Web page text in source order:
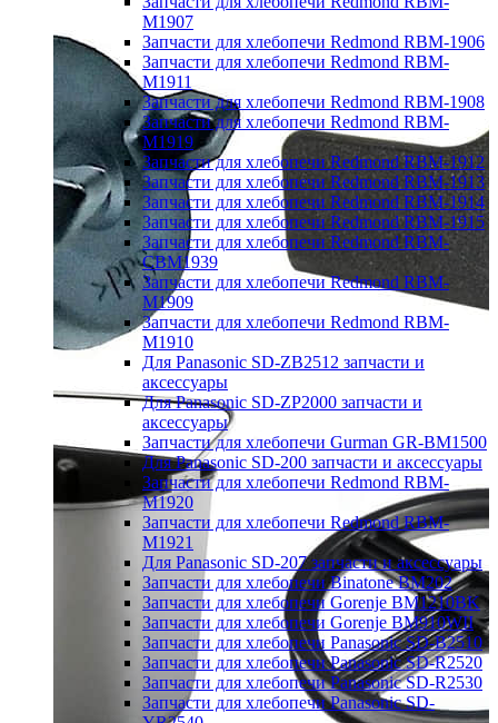
M1907
Запчасти для хлебопечи Redmond RBM-1906
Запчасти для хлебопечи Redmond RBM-
M1911
Запчасти для хлебопечи Redmond RBM-1908
Запчасти для хлебопечи Redmond RBM-
M1919
Запчасти для хлебопечи Redmond RBM-1912
Запчасти для хлебопечи Redmond RBM-1913
Запчасти для хлебопечи Redmond RBM-1914
Запчасти для хлебопечи Redmond RBM-1915
Запчасти для хлебопечи Redmond RBM-
CBM1939
Запчасти для хлебопечи Redmond RBM-
M1909
Запчасти для хлебопечи Redmond RBM-
M1910
Для Panasonic SD-ZB2512 запчасти и
аксессуары
Для Panasonic SD-ZP2000 запчасти и
аксессуары
Запчасти для хлебопечи Gurman GR-BM1500
Для Panasonic SD-200 запчасти и аксессуары
Запчасти для хлебопечи Redmond RBM-
M1920
Запчасти для хлебопечи Redmond RBM-
M1921
Для Panasonic SD-207 запчасти и аксессуары
Запчасти для хлебопечи Binatone BM202
Запчасти для хлебопечи Gorenje BM1210BK
Запчасти для хлебопечи Gorenje BM910WII
Запчасти для хлебопечи Panasonic SD-B2510
Запчасти для хлебопечи Panasonic SD-R2520
Запчасти для хлебопечи Panasonic SD-R2530
Запчасти для хлебопечи Panasonic SD-